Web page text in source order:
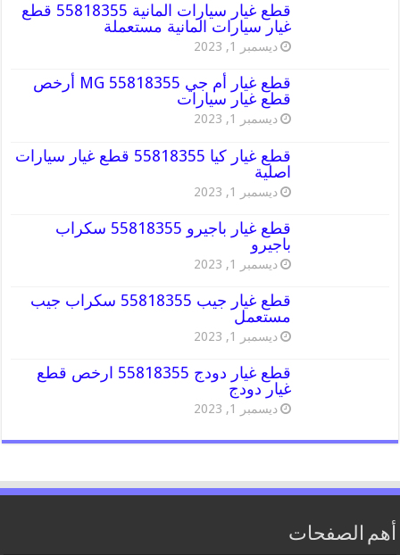
قطع غيار سيارات المانية 55818355 قطع
غيار سيارات المانية مستعملة
ديسمبر 1, 2023
قطع غيار أم جي MG 55818355 أرخص
قطع غيار سيارات
ديسمبر 1, 2023
قطع غيار كيا 55818355 قطع غيار سيارات
اصلية
ديسمبر 1, 2023
قطع غيار باجيرو 55818355 سكراب
باجيرو
ديسمبر 1, 2023
قطع غيار جيب 55818355 سكراب جيب
مستعمل
ديسمبر 1, 2023
قطع غيار دودج 55818355 ارخص قطع
غيار دودج
ديسمبر 1, 2023
أهم الصفحات